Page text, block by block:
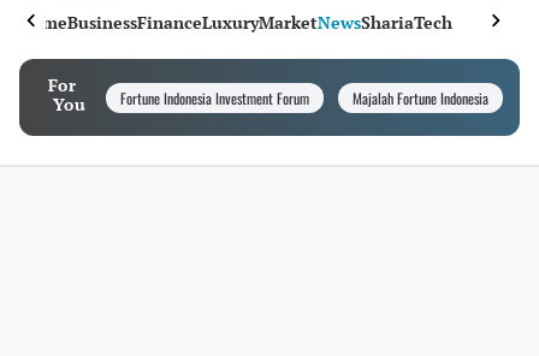
HomeBusinessFinanceLuxuryMarketNewsShariaTech
For
You
Fortune Indonesia Investment Forum Majalah Fortune Indonesia